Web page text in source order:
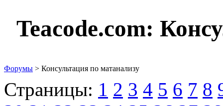
Teacode.com:
Форумы > Консультация по матанализу
Страницы: 1 2 3 4 5 6 7 8